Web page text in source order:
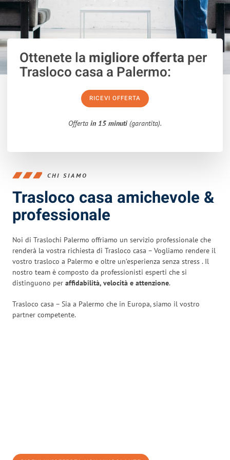
Ottenete la migliore offerta per
Trasloco casa a Palermo:
RICEVI OFFERTA
Offerta in 15 minuti (garantita).
CHI SIAMO
Trasloco casa amichevole &
professionale
Noi di Traslochi Palermo offriamo un servizio professionale che
renderà la vostra richiesta di Trasloco casa – Vogliamo rendere il
vostro trasloco a Palermo e oltre un’esperienza senza stress . Il
nostro team è composto da professionisti esperti che si
distinguono per affidabilità, velocità e attenzione.
Trasloco casa – Sia a Palermo che in Europa, siamo il vostro
partner competente.